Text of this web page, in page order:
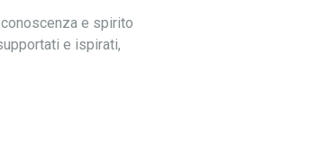
e spirito
e ispirati,